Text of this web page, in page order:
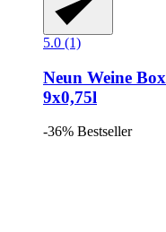
5.0 (1)
Neun Weine Box
9x0,75l
-36% Bestseller